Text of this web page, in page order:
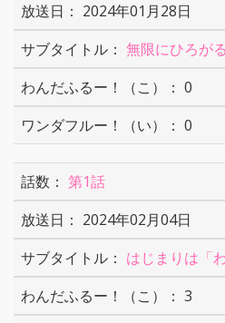
2024年01月28日
無限にひろが
0
0
第1話
2024年02月04日
はじまりは「
3